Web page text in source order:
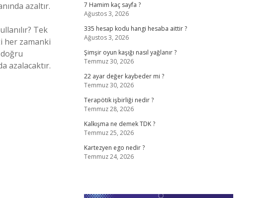
azaltır.
Tek
her zamanki
azalacaktır.
7 Hamim kaç sayfa ?
Ağustos 3, 2026
335 hesap kodu hangi hesaba aittir ?
Ağustos 3, 2026
Şimşir oyun kaşığı nasıl yağlanır ?
Temmuz 30, 2026
22 ayar değer kaybeder mi ?
Temmuz 30, 2026
Terapötik işbirliği nedir ?
Temmuz 28, 2026
Kalkışma ne demek TDK ?
Temmuz 25, 2026
Kartezyen ego nedir ?
Temmuz 24, 2026